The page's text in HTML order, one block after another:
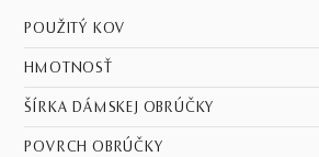
POUŽITÝ KOV
HMOTNOSŤ
ŠÍRKA DÁMSKEJ OBRÚČKY
POVRCH OBRÚČKY